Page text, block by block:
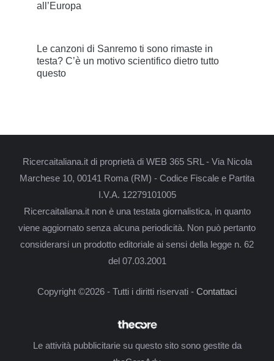
all’Europa
Le canzoni di Sanremo ti sono rimaste in
testa? C’è un motivo scientifico dietro tutto
questo
Ricercaitaliana.it di proprietà di WEB 365 SRL - Via Nicola
Marchese 10, 00141 Roma (RM) - Codice Fiscale e Partita
I.V.A. 12279101005
Ricercaitaliana.it non è una testata giornalistica, in quanto
viene aggiornato senza alcuna periodicità. Non può pertanto
considerarsi un prodotto editoriale ai sensi della legge n. 62
del 07.03.2001
Copyright ©2026 - Tutti i diritti riservati - Contattaci
Le attività pubblicitarie su questo sito sono gestite da